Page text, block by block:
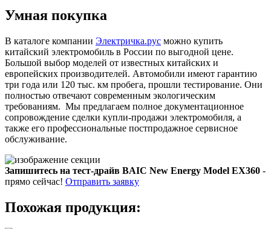
Умная покупка
В каталоге компании Электричка.рус можно купить
китайский электромобиль в России по выгодной цене.
Большой выбор моделей от известных китайских и
европейских производителей. Автомобили имеют гарантию
три года или 120 тыс. км пробега, прошли тестирование. Они
полностью отвечают современным экологическим
требованиям. Мы предлагаем полное документационное
сопровождение сделки купли-продажи электромобиля, а
также его профессиональные постпродажное сервисное
обслуживание.
Запишитесь на тест-драйв BAIC New Energy Model EX360 -
прямо сейчас! Отправить заявку
Похожая продукция: